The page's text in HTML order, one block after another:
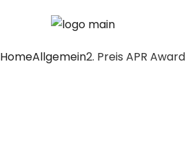
HomeAllgemein2. Preis APR